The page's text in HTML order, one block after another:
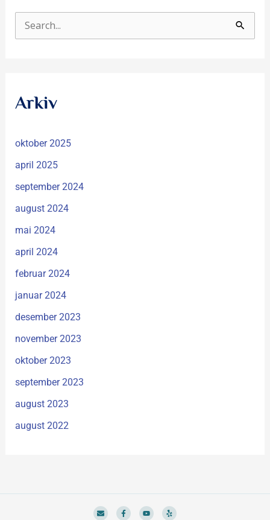
t
e
r
:
Arkiv
oktober 2025
april 2025
september 2024
august 2024
mai 2024
april 2024
februar 2024
januar 2024
desember 2023
november 2023
oktober 2023
september 2023
august 2023
august 2022
E
n
F
a
Y
o
Y
e